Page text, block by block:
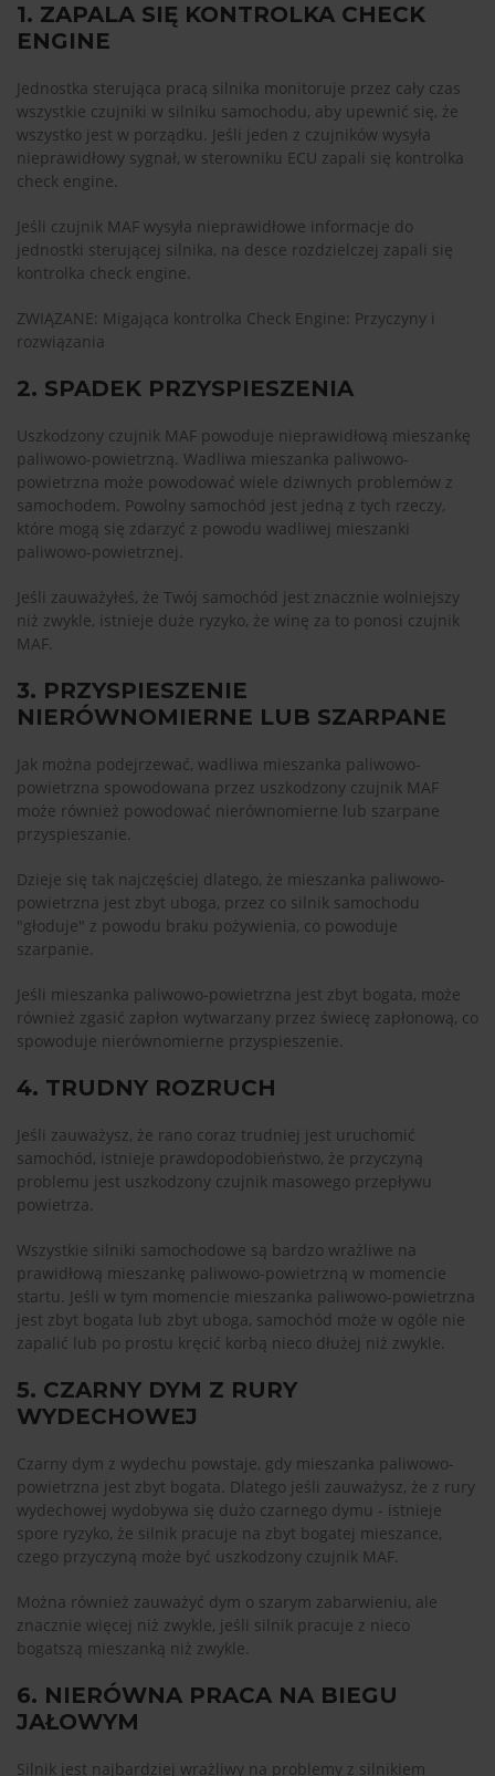
1. ZAPALA SIĘ KONTROLKA CHECK
ENGINE
Jednostka sterująca pracą silnika monitoruje przez cały czas
wszystkie czujniki w silniku samochodu, aby upewnić się, że
wszystko jest w porządku. Jeśli jeden z czujników wysyła
nieprawidłowy sygnał, w sterowniku ECU zapali się kontrolka
check engine.
Jeśli czujnik MAF wysyła nieprawidłowe informacje do
jednostki sterującej silnika, na desce rozdzielczej zapali się
kontrolka check engine.
ZWIĄZANE: Migająca kontrolka Check Engine: Przyczyny i
rozwiązania
2. SPADEK PRZYSPIESZENIA
Uszkodzony czujnik MAF powoduje nieprawidłową mieszankę
paliwowo-powietrzną. Wadliwa mieszanka paliwowo-
powietrzna może powodować wiele dziwnych problemów z
samochodem. Powolny samochód jest jedną z tych rzeczy,
które mogą się zdarzyć z powodu wadliwej mieszanki
paliwowo-powietrznej.
Jeśli zauważyłeś, że Twój samochód jest znacznie wolniejszy
niż zwykle, istnieje duże ryzyko, że winę za to ponosi czujnik
MAF.
3. PRZYSPIESZENIE
NIERÓWNOMIERNE LUB SZARPANE
Jak można podejrzewać, wadliwa mieszanka paliwowo-
powietrzna spowodowana przez uszkodzony czujnik MAF
może również powodować nierównomierne lub szarpane
przyspieszanie.
Dzieje się tak najczęściej dlatego, że mieszanka paliwowo-
powietrzna jest zbyt uboga, przez co silnik samochodu
"głoduje" z powodu braku pożywienia, co powoduje
szarpanie.
Jeśli mieszanka paliwowo-powietrzna jest zbyt bogata, może
również zgasić zapłon wytwarzany przez świecę zapłonową, co
spowoduje nierównomierne przyspieszenie.
4. TRUDNY ROZRUCH
Jeśli zauważysz, że rano coraz trudniej jest uruchomić
samochód, istnieje prawdopodobieństwo, że przyczyną
problemu jest uszkodzony czujnik masowego przepływu
powietrza.
Wszystkie silniki samochodowe są bardzo wrażliwe na
prawidłową mieszankę paliwowo-powietrzną w momencie
startu. Jeśli w tym momencie mieszanka paliwowo-powietrzna
jest zbyt bogata lub zbyt uboga, samochód może w ogóle nie
zapalić lub po prostu kręcić korbą nieco dłużej niż zwykle.
5. CZARNY DYM Z RURY
WYDECHOWEJ
Czarny dym z wydechu powstaje, gdy mieszanka paliwowo-
powietrzna jest zbyt bogata. Dlatego jeśli zauważysz, że z rury
wydechowej wydobywa się dużo czarnego dymu - istnieje
spore ryzyko, że silnik pracuje na zbyt bogatej mieszance,
czego przyczyną może być uszkodzony czujnik MAF.
Można również zauważyć dym o szarym zabarwieniu, ale
znacznie więcej niż zwykle, jeśli silnik pracuje z nieco
bogatszą mieszanką niż zwykle.
6. NIERÓWNA PRACA NA BIEGU
JAŁOWYM
Silnik jest najbardziej wrażliwy na problemy z silnikiem